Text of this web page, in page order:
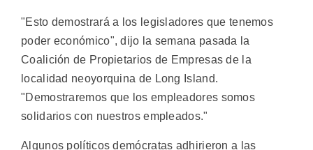
"Esto demostrará a los legisladores que tenemos
poder económico", dijo la semana pasada la
Coalición de Propietarios de Empresas de la
localidad neoyorquina de Long Island.
"Demostraremos que los empleadores somos
solidarios con nuestros empleados."
Algunos políticos demócratas adhirieron a las